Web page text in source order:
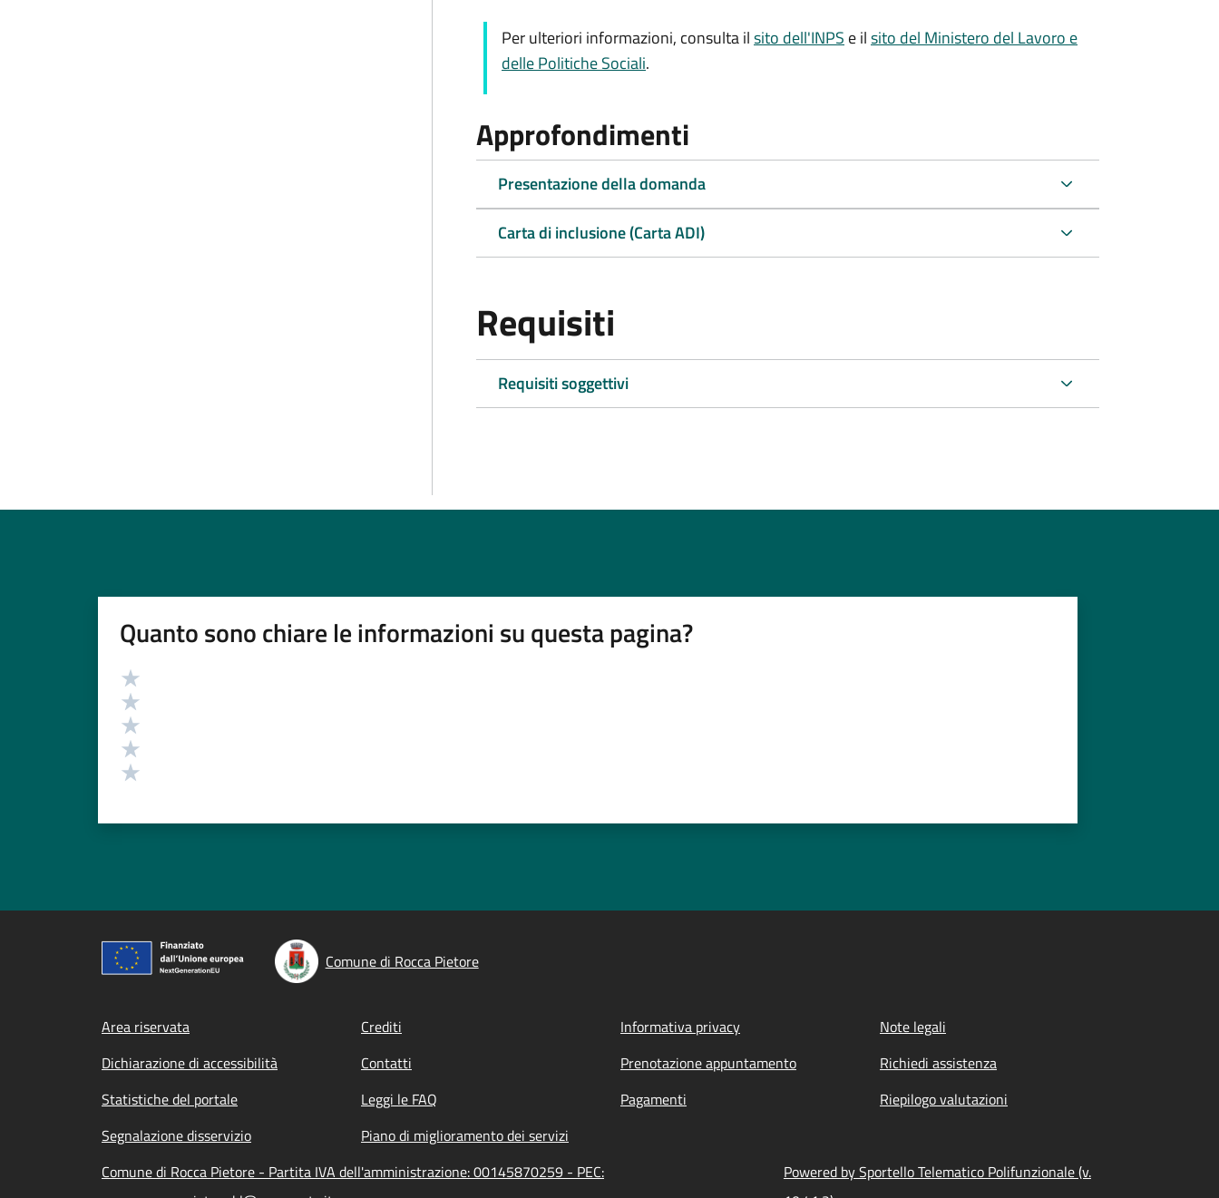
Per ulteriori informazioni, consulta ilsito dell'INPS e ilsito del Ministero del Lavoro e
delle Politiche Sociali.
Approfondimenti
Presentazione della domanda
Carta di inclusione (Carta ADI)
Requisiti
Requisiti soggettivi
Quanto sono chiare le informazioni su questa pagina?
Valutazione
Comune di Rocca Pietore
Footer menu
Area riservata Crediti Informativa privacy
Note legali
Dichiarazione di accessibilità
Contatti Prenotazione appuntamento
Richiedi assistenza
Statistiche del portale
Leggi le FAQ Pagamenti
Riepilogo valutazioni
Segnalazione disservizio
Piano di miglioramento dei servizi
Comune di Rocca Pietore - Partita IVA dell'amministrazione: 00145870259 - PEC:
Powered by Sportello Telematico Polifunzionale (v.